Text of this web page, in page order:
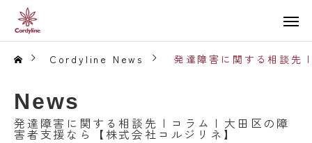
Cordyline News 発達障害に関する相談先
News
発達障害に関する相談先 | コラム | 大田区の障
害者支援なら【株式会社コルジリネ】